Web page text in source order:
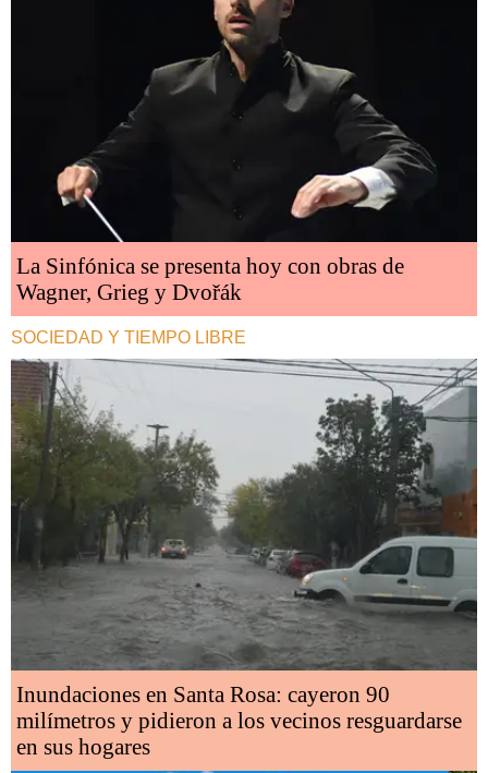
La Sinfónica se presenta hoy con obras de
Wagner, Grieg y Dvořák
SOCIEDAD Y TIEMPO LIBRE
Inundaciones en Santa Rosa: cayeron 90
milímetros y pidieron a los vecinos resguardarse
en sus hogares